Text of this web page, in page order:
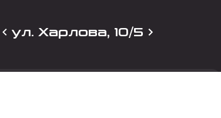
ул. Харлова, 10/5